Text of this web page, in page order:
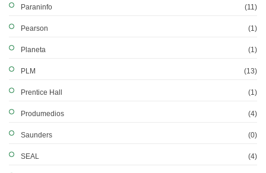
Paraninfo (11)
Pearson (1)
Planeta (1)
PLM (13)
Prentice Hall (1)
Produmedios (4)
Saunders (0)
SEAL (4)